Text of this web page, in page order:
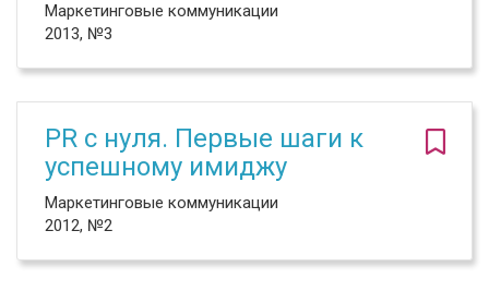
Маркетинговые коммуникации
2013, №3
PR с нуля. Первые шаги к
успешному имиджу
Маркетинговые коммуникации
2012, №2